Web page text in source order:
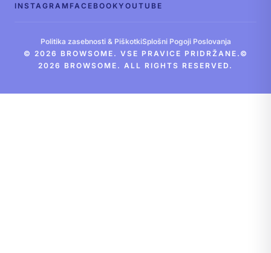
INSTAGRAM FACEBOOKYOUTUBE
Politika zasebnosti & PiškotkiSplošni Pogoji Poslovanja
© 2026 BROWSOME. VSE PRAVICE PRIDRŽANE.©
2026 BROWSOME. ALL RIGHTS RESERVED.